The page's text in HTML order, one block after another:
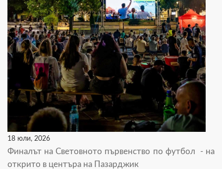
18 юли, 2026
Финалът на Световното първенство по футбол - на
открито в центъра на Пазарджик